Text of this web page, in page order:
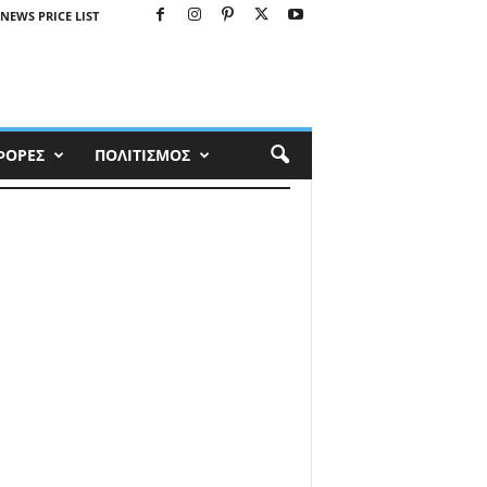
PRICE LIST
ΠΟΛΙΤΙΣΜΟΣ